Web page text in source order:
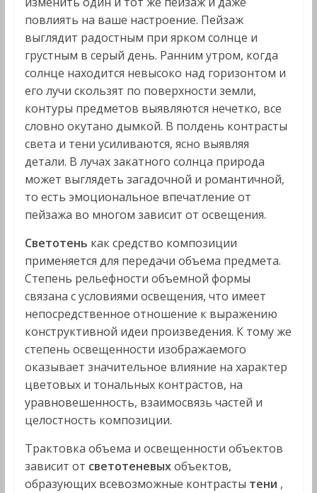
повлиять на ваше настроение. Пейзаж
выглядит радостным при ярком солнце и
грустным в серый день. Ран­ним утром, когда
солнце находится невысоко над горизонтом и
его лучи скользят по поверхности земли,
контуры предметов выявляются нечетко, все
словно окутано дымкой. В полдень контрасты
света и тени усиливаются, ясно выявляя
детали. В лучах закатного солнца природа
может выглядеть загадочной и романтичной,
то есть эмоциональное впечатление от
пейзажа во многом зависит от освещения.
Светотень как средство композиции
применяется для передачи объема предмета.
Степень рельефности объемной формы
связана с условиями освещения, что имеет
непосредственное отношение к выражению
конструктивной идеи произведения. К тому же
степень освещенности изображаемого
оказывает значительное влияние на характер
цветовых и тональных контрастов, на
уравновешенность, взаимосвязь частей и
целостность композиции.
Трактовка объема и освещенности объектов
зависит от светотеневыхобъектов,
образующих всевозможные контрасты тени ,